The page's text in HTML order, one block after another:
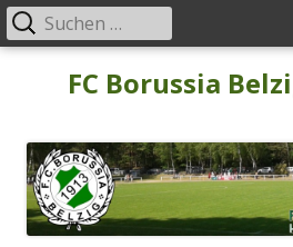
FC Borussia
Primäres
Menü
Suchen
nach: